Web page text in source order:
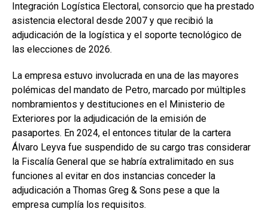
Integración Logística Electoral, consorcio que ha prestado
asistencia electoral desde 2007 y que recibió la
adjudicación de la logística y el soporte tecnológico de
las elecciones de 2026.
La empresa estuvo involucrada en una de las mayores
polémicas del mandato de Petro, marcado por múltiples
nombramientos y destituciones en el Ministerio de
Exteriores por la adjudicación de la emisión de
pasaportes. En 2024, el entonces titular de la cartera
Álvaro Leyva fue suspendido de su cargo tras considerar
la Fiscalía General que se habría extralimitado en sus
funciones al evitar en dos instancias conceder la
adjudicación a Thomas Greg & Sons pese a que la
empresa cumplía los requisitos.